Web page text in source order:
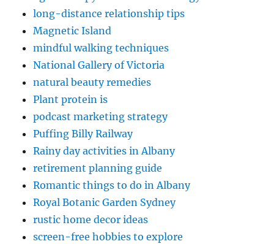
long-distance relationship tips
Magnetic Island
mindful walking techniques
National Gallery of Victoria
natural beauty remedies
Plant protein is
podcast marketing strategy
Puffing Billy Railway
Rainy day activities in Albany
retirement planning guide
Romantic things to do in Albany
Royal Botanic Garden Sydney
rustic home decor ideas
screen-free hobbies to explore